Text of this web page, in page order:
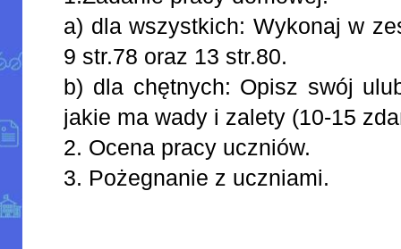
a) dla wszystkich: Wykonaj w
9 str.78 oraz 13 str.80.
b) dla chętnych: Opisz swój
jakie ma wady i zalety (10-15
2. Ocena pracy uczniów.
3. Pożegnanie z uczniami.